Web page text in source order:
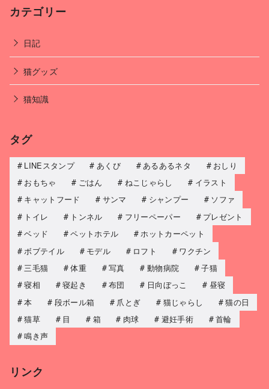
カテゴリー
日記
猫グッズ
猫知識
タグ
LINEスタンプ あくび あるあるネタ
おしり
おもちゃ
ごはん ねこじゃらし
イラスト
キャットフード
サンマ シャンプー
ソファ
トイレ
トンネル フリーペーパー
プレゼント
ベッド
ペットホテル
ホットカーペット
ボブテイル
モデル ロフト
ワクチン
三毛猫
体重 写真 動物病院
子猫
寝相
寝起き 布団 日向ぼっこ
昼寝
本
段ボール箱 爪とぎ 猫じゃらし
猫の日
猫草
目 箱 肉球 避妊手術
首輪
鳴き声
リンク